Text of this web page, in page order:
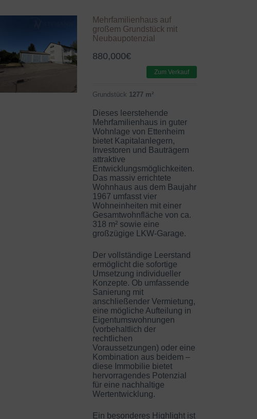
Mehrfamilienhaus auf
großem Grundstück mit
Neubaupotenzial
880,000€
Zum Verkauf
Grundstück 1277 m²
Dieses leerstehende
Mehrfamilienhaus in guter
Wohnlage von Ettenheim
bietet Kapitalanlegern,
Investoren und Bauträgern
attraktive
Entwicklungsmöglichkeiten.
Das massiv errichtete
Wohnhaus aus dem Baujahr
1967 umfasst vier
Wohneinheiten mit einer
Gesamtwohnfläche von ca.
318 m² sowie eine
großzügige LKW-Garage.
Der vollständige Leerstand
ermöglicht die sofortige
Umsetzung individueller
Konzepte. Ob umfassende
Sanierung mit
anschließender Vermietung,
eine mögliche Aufteilung in
Eigentumswohnungen
(vorbehaltlich der
rechtlichen
Voraussetzungen) oder eine
Kombination aus beidem –
diese Immobilie bietet
hervorragendes Potenzial
für eine nachhaltige
Wertentwicklung.
Ein besonderes Highlight ist